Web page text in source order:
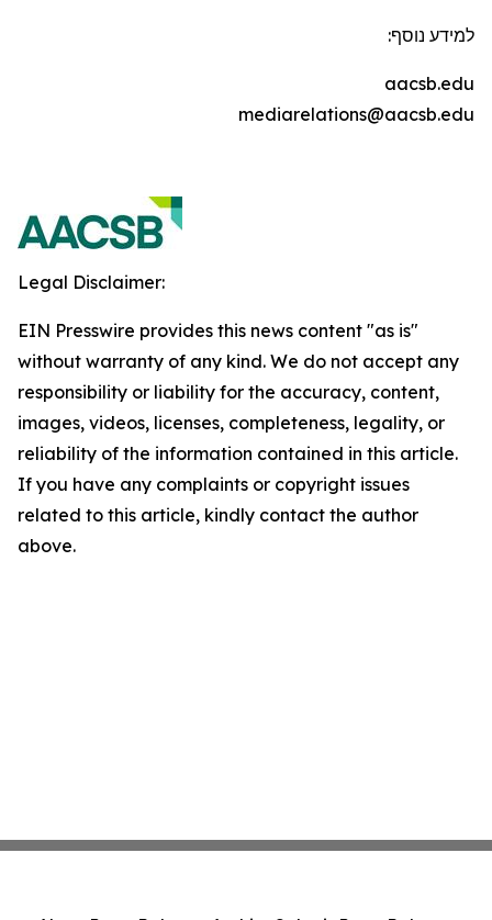
למידע נוסף:
aacsb.edu
mediarelations@aacsb.edu
Legal Disclaimer:
EIN Presswire provides this news content "as is"
without warranty of any kind. We do not accept any
responsibility or liability for the accuracy, content,
images, videos, licenses, completeness, legality, or
reliability of the information contained in this article.
If you have any complaints or copyright issues
related to this article, kindly contact the author
above.